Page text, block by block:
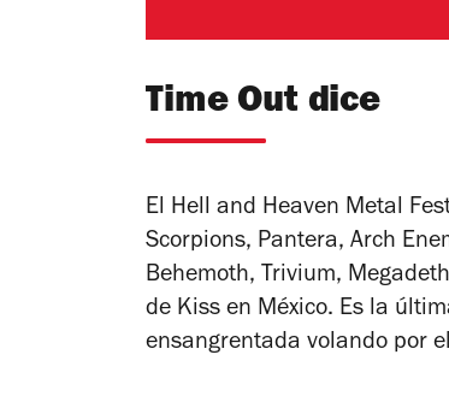
Time Out dice
El Hell and Heaven Metal
Scorpions, Pantera, Arch
Behemoth, Trivium,
de Kiss en México. Es la
ensangrentada volando por